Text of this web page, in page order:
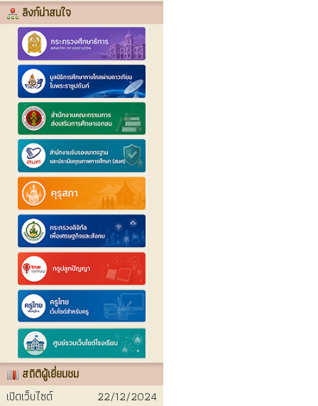
ลิงก์น่าสนใจ
สถิติผู้เยี่ยมชม
เปิดเว็บไซต์
22/12/2024